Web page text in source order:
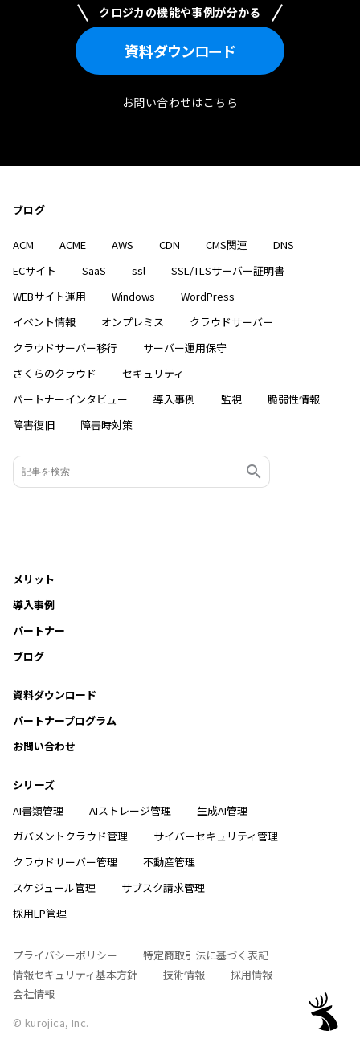
クロジカの機能や事例が分かる
資料ダウンロード
お問い合わせはこちら
ブログ
ACM ACME AWS CDN CMS関連
DNS
ECサイト
SaaS ssl
SSL/TLSサーバー証明書
WEBサイト運用
Windows
WordPress
イベント情報
オンプレミス
クラウドサーバー
クラウドサーバー移行
サーバー運用保守
さくらのクラウド
セキュリティ
パートナーインタビュー
導入事例 監視
脆弱性情報
障害復旧
障害時対策
メリット
導入事例
パートナー
ブログ
資料ダウンロード
パートナープログラム
お問い合わせ
シリーズ
AI書類管理
AIストレージ管理
生成AI管理
ガバメントクラウド管理
サイバーセキュリティ管理
クラウドサーバー管理
不動産管理
スケジュール管理
サブスク請求管理
採用LP管理
プライバシーポリシー
特定商取引法に基づく表記
情報セキュリティ基本方針
技術情報
採用情報
会社情報
© kurojica, Inc.